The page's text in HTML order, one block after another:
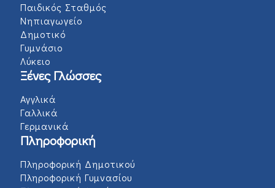
Παιδικός Σταθμός
Νηπιαγωγείο
Δημοτικό
Γυμνάσιο
Λύκειο
Ξένες Γλώσσες
Αγγλικά
Γαλλικά
Γερμανικά
Πληροφορική
Πληροφορική Δημοτικού
Πληροφορική Γυμνασίου